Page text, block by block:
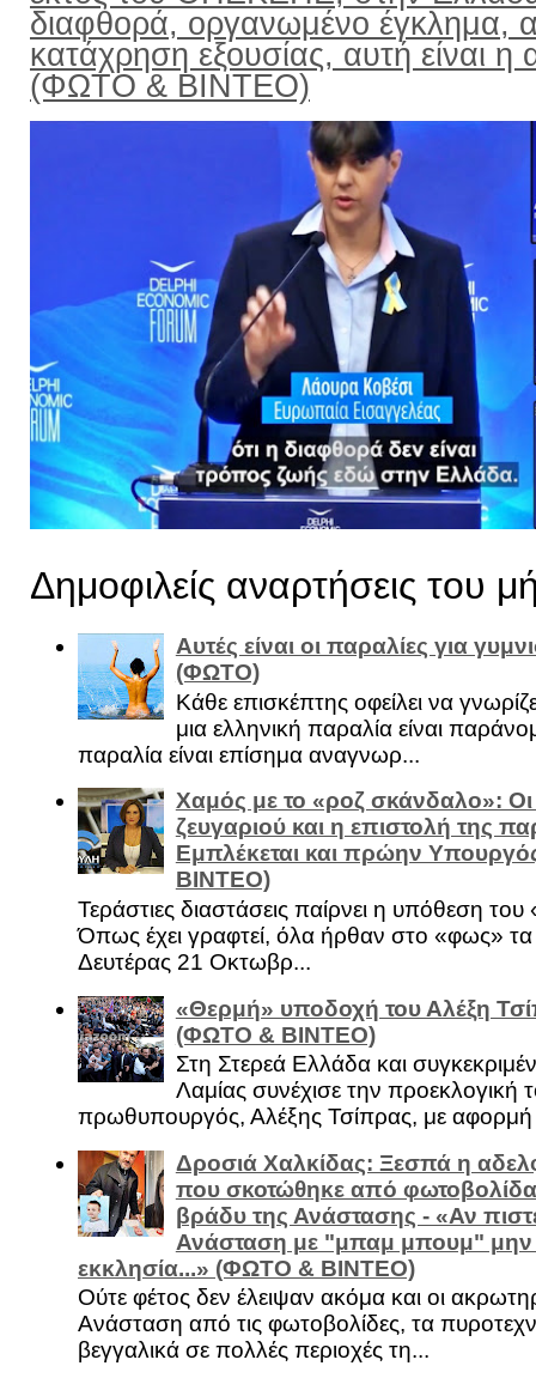
διαφθορά, οργανωμένο έγκλημα,
κατάχρηση εξουσίας, αυτή είναι η
(ΦΩΤΟ & ΒΙΝΤΕΟ)
Δημοφιλείς αναρτήσεις του
Αυτές είναι οι παραλίες για
(ΦΩΤΟ)
Κάθε επισκέπτης οφείλει να
μια ελληνική παραλία είναι
παραλία είναι επίσημα αναγνωρ...
Χαμός με το «ροζ σκάνδαλο»: Οι
ζευγαριού και η επιστολή της
Εμπλέκεται και πρώην
ΒΙΝΤΕΟ)
Τεράστιες διαστάσεις παίρνει η υπόθεση
Όπως έχει γραφτεί, όλα ήρθαν στο «φως»
Δευτέρας 21 Οκτωβρ...
«Θερμή» υποδοχή του Αλέξη
(ΦΩΤΟ & ΒΙΝΤΕΟ)
Στη Στερεά Ελλάδα και
Λαμίας συνέχισε την προεκλογική
πρωθυπουργός, Αλέξης Τσίπρας, με αφορμή
Δροσιά Χαλκίδας: Ξεσπά η
που σκοτώθηκε από φωτοβολίδα
βράδυ της Ανάστασης - «Αν
Ανάσταση με "μπαμ μπουμ" μην
εκκλησία...» (ΦΩΤΟ & ΒΙΝΤΕΟ)
Ούτε φέτος δεν έλειψαν ακόμα και οι
Ανάσταση από τις φωτοβολίδες, τα
βεγγαλικά σε πολλές περιοχές τη...